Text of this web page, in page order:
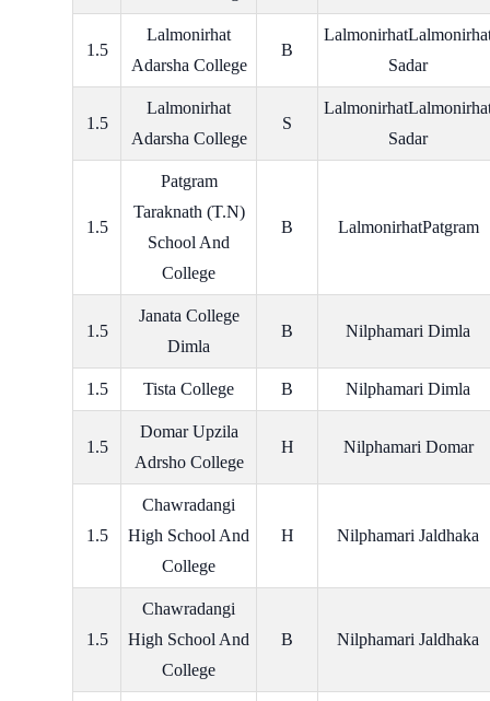
1.5
Lalmonirhat
Adarsha College
B
Sadar
1.5
Lalmonirhat
Adarsha College
S
Sadar
1.5
Patgram
Taraknath (T.N)
School And
College
B LalmonirhatPatgram
1.5
Janata College
Dimla
B Nilphamari Dimla
1.5 Tista College B Nilphamari Dimla
1.5
Domar Upzila
Adrsho College
H Nilphamari Domar
1.5
Chawradangi
High School And
College
H Nilphamari Jaldhaka
1.5
Chawradangi
High School And
College
B Nilphamari Jaldhaka